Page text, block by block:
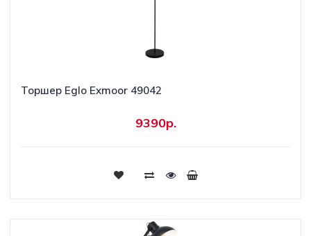
Торшер Eglo Exmoor 49042
9390р.
Купить